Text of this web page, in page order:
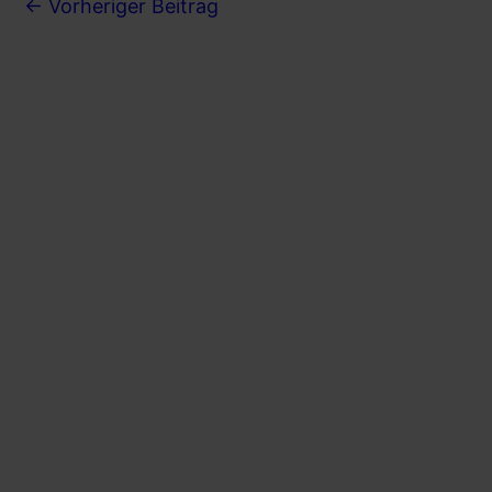
← Vorheriger Beitrag